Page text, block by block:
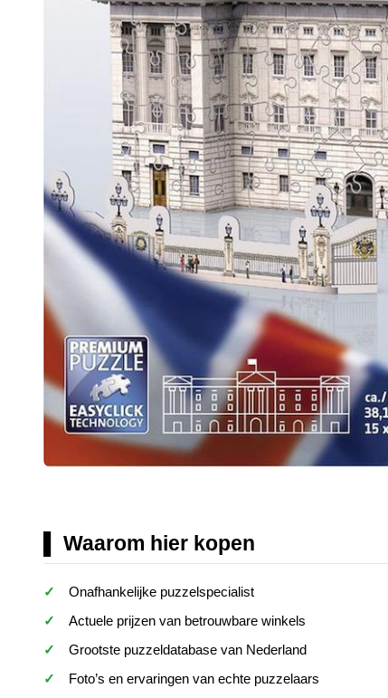
Waarom hier kopen
Onafhankelijke puzzelspecialist
Actuele prijzen van betrouwbare winkels
Grootste puzzeldatabase van Nederland
Foto’s en ervaringen van echte puzzelaars